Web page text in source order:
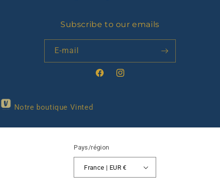
Subscribe to our emails
E-mail
FacebookInstagram
Notre boutique Vinted
Pays/région
France | EUR €